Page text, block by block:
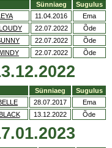
Sünniaeg
Sugulus
11.04.2016
Ema
22.07.2022
Õde
22.07.2022
Õde
22.07.2022 Õde
Sünniaeg
Sugulus
28.07.2017
Ema
13.12.2022 Õde